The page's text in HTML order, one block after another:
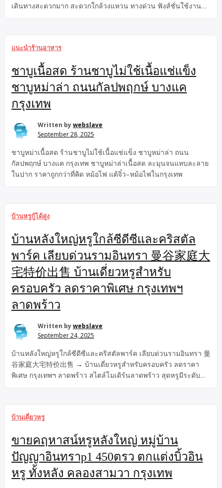
เดินทางสะดวกมาก สะดวกใกล้วงแหวน ทางด่วน ฟังส์ชั่นใช้งาน
แนะนำร้านอาหาร
ชาบูเนื้อสด ร้านชาบูไม่ใช้เนื้อแช่แข็ง
ชาบูหม่าล่า ถนนกัลปพฤกษ์ บางแค
กรุงเทพ
Written bywebslave
September 28, 2025
ชาบูหม่าเนื้อสด ร้านชาบูไม่ใช้เนื้อแช่แข็ง ชาบูหม่าล่า ถนน
กัลปพฤกษ์ บางแค กรุงเทพ ชาบูหม่าล่าเนื้อสด ละมุนจนแทบละลาย
ในปาก ราคาถูกกว่าที่คิด หม้อไฟ แต้จิ๋ว–หม้อไฟในกรุงเทพ
บ้านหรูกู้ได้สูง
บ้านหลังใหญ่หรูใกล้ซีดีซีและคริสตัล
พาร์ค เลียบด่วนรามอินทรา 曼谷家庭大
宅特价出售 บ้านเดี่ยวหรูสำหรับ
ครอบครัว ลดราคาพิเศษ กรุงเทพฯ
ลาดพร้าว
Written bywebslave
September 24, 2025
บ้านหลังใหญ่หรูใกล้ซีดีซีและคริสตัลพาร์ค เลียบด่วนรามอินทรา 曼
谷家庭大宅特价出售 → บ้านเดี่ยวหรูสำหรับครอบครัว ลดราคา
พิเศษ กรุงเทพฯ ลาดพร้าว สไตล์โมเดิร์นลาดพร้าว สุดหรูมีระดับ
บ้านเดี่ยวหรู
ขายคฤหาสน์หรูหลังใหญ่ หมู่บ้าน
ปัญญาอินทราp1 450ตรว ตกแต่งบิ้วอิน
หรู ทั้งหลัง คลองสามวา กรุงเทพ